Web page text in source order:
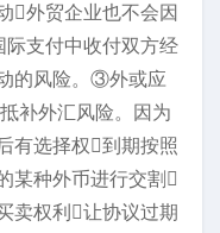
外贸企业也不会因
支付中收付双方经
的风险。③外或应
补外汇风险。因为
有选择权到期按照
某种外币进行交割
卖权利让协议过期